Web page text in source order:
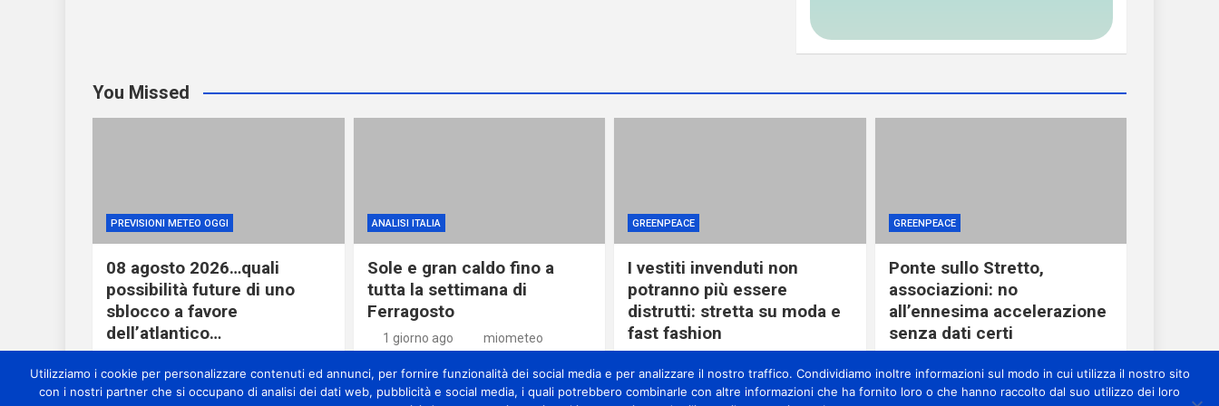
You Missed
PREVISIONI METEO OGGI
08 agosto 2026…quali
possibilità future di uno
sblocco a favore
dell’atlantico…
ANALISI ITALIA
Sole e gran caldo fino a
tutta la settimana di
Ferragosto
1 giorno ago miometeo
GREENPEACE
I vestiti invenduti non
potranno più essere
distrutti: stretta su moda e
fast fashion
GREENPEACE
Ponte sullo Stretto,
associazioni: no
all’ennesima accelerazione
senza dati certi
Utilizziamo i cookie per personalizzare contenuti ed annunci, per fornire funzionalità dei social media e per analizzare il nostro traffico. Condividiamo inoltre informazioni sul modo in cui utilizza il nostro sito
con i nostri partner che si occupano di analisi dei dati web, pubblicità e social media, i quali potrebbero combinarle con altre informazioni che ha fornito loro o che hanno raccolto dal suo utilizzo dei loro